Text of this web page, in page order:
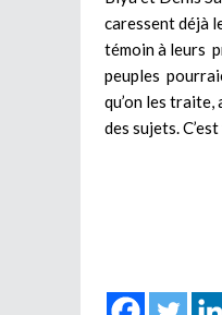
caressent déjà
témoin à leurs
peuples
qu’on les traite,
des sujets.